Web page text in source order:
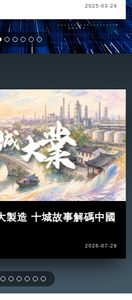
2025-03-24
製造 十城故事解碼中國
2026-07-28